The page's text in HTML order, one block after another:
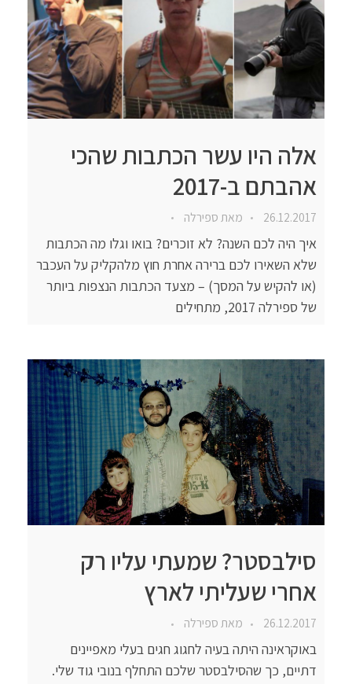
אלה היו עשר הכתבות שהכי
אהבתם ב-2017
26.12.2017 מאתספירלה
איך היה לכם השנה? לא זוכרים? בואו וגלו מה הכתבות
שלא השאירו לכם ברירה אחרת חוץ מלהקליק על העכבר
(או להקיש על המסך) – מצעד הכתבות הנצפות ביותר
של ספירלה 2017, מתחילים
סילבסטר? שמעתי עליו רק
אחרי שעליתי לארץ
26.12.2017 מאתספירלה
באוקראינה היתה בעיה לחגוג חגים בעלי מאפיינים
דתיים, כך שהסילבסטר שלכם התחלף בנובי גוד שלי.